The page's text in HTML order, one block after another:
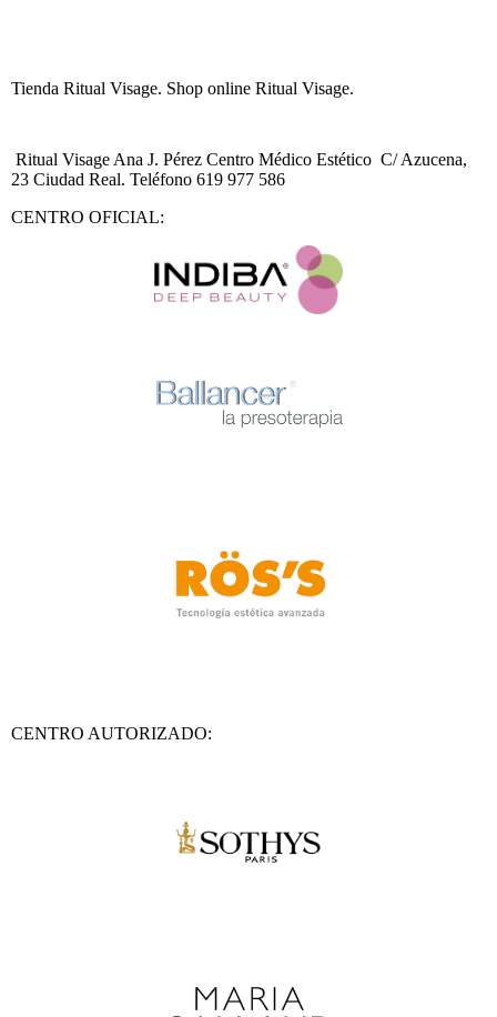
Tienda Ritual Visage. Shop online Ritual Visage.
Ritual Visage Ana J. Pérez Centro Médico Estético C/ Azucena,
23 Ciudad Real. Teléfono 619 977 586
CENTRO OFICIAL:
CENTRO AUTORIZADO: